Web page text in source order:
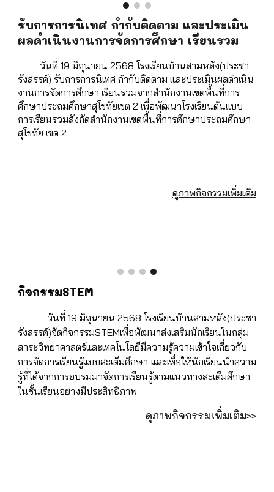
รับการการนิเทศ กำกับติดตาม และประเมิน
ผลดำเนินงานการจัดการศึกษา เรียนรวม
วันที่ 19 มิถุนายน 2568 โรงเรียนบ้านสามหลัง(ประชา
รังสรรค์) รับการการนิเทศ กำกับติดตาม และประเมินผลดำเนิน
งานการจัดการศึกษา เรียนรวมจากสำนักงานเขตพื้นที่การ
ศึกษาประถมศึกษาสุโขทัยเขต 2 เพื่อพัฒนาโรงเรียนต้นแบบ
การเรียนรวมสังกัดสำนักงานเขตพื้นที่การศึกษาประถมศึกษา
สุโขทัย เขต 2
ดูภาพกิจกรรมเพิ่มเติม
กิจกรรมSTEM
วันที่ 19 มิถุนายน 2568 โรงเรียนบ้านสามหลัง(ประชา
รังสรรค์)จัดกิจกรรมSTEMเพื่อพัฒนาส่งเสริมนักเรียนในกลุ่ม
สาระวิทยาศาสตร์และเทคโนโลยีมีความรู้ความเข้าใจเกี่ยวกับ
การจัดการเรียนรู้แบบสะเต็มศึกษา และเพื่อให้นักเรียนนำความ
รู้ที่ได้จากการอบรมมาจัดการเรียนรู้ตามแนวทางสะเต็มศึกษา
ในชั้นเรียนอย่างมีประสิทธิภาพ
ดูภาพกิจกรรมเพิ่มเติม>>